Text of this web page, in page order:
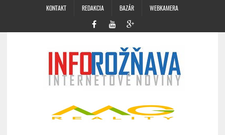
KONTAKT REDAKCIA BAZÁR WEBKAMERA